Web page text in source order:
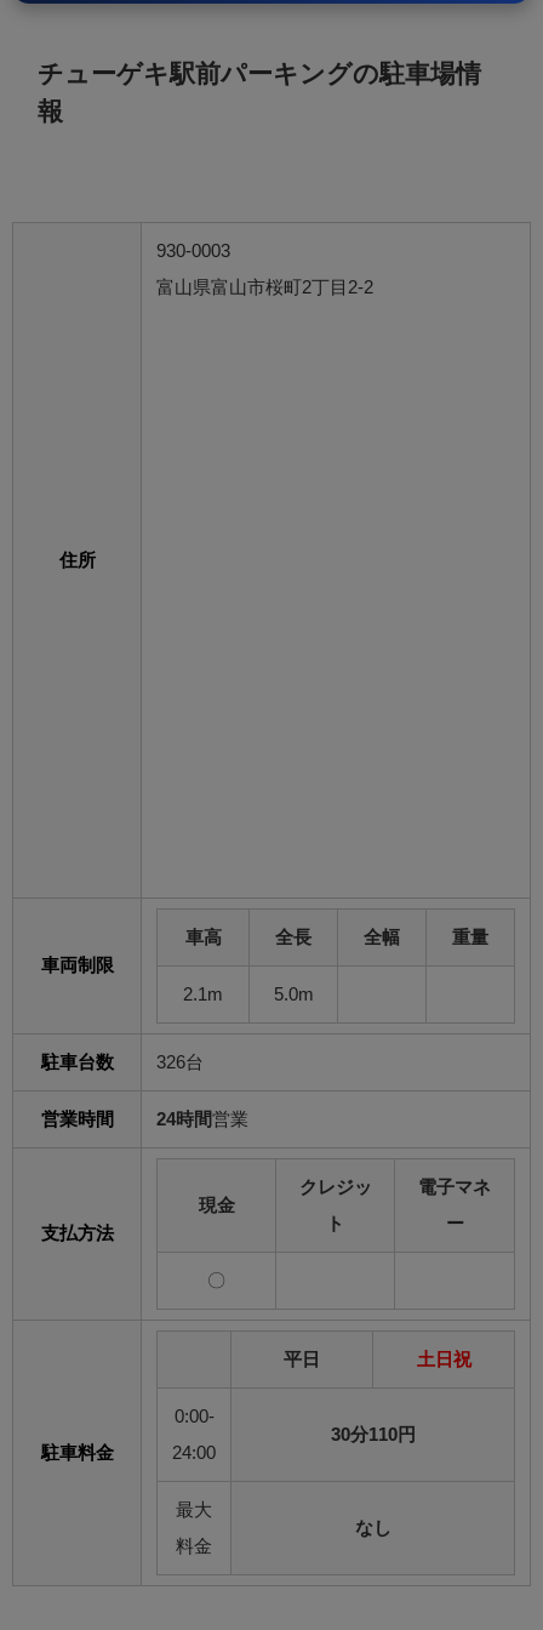
チューゲキ駅前パーキングの駐車場情
報
住所
930-0003
富山県富山市桜町2丁目2-2
車両制限
車高 全長 全幅 重量
2.1m 5.0m
駐車台数 326台
営業時間 24時間営業
支払方法
現金
クレジッ
ト
電子マネ
ー
〇
駐車料金
平日 土日祝
0:00-
24:00
30分110円
最大
料金
なし